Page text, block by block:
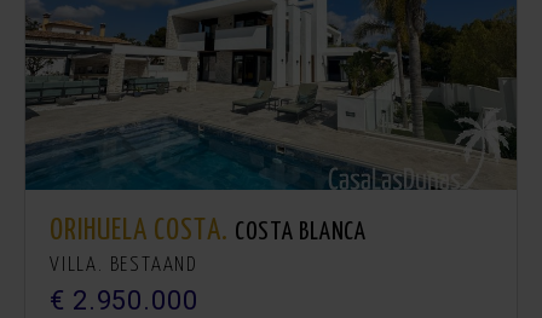
ORIHUELA COSTA. COSTA BLANCA
VILLA. BESTAAND
€ 2.950.000